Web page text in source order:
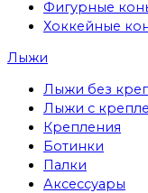
Фигурные
Хоккейные
Лыжи
Лыжи без
Лыжи с
Крепления
Ботинки
Палки
Аксессуары